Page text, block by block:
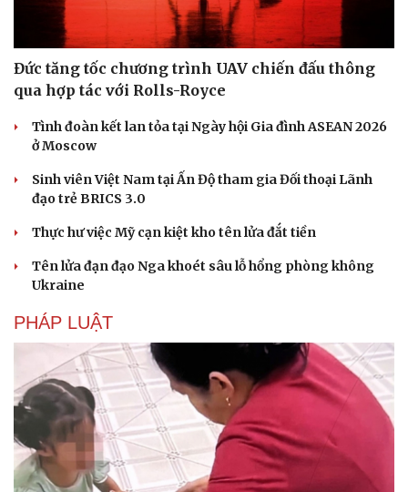
Đức tăng tốc chương trình UAV chiến đấu thông
qua hợp tác với Rolls-Royce
Tình đoàn kết lan tỏa tại Ngày hội Gia đình ASEAN 2026
ở Moscow
Sinh viên Việt Nam tại Ấn Độ tham gia Đối thoại Lãnh
đạo trẻ BRICS 3.0
Thực hư việc Mỹ cạn kiệt kho tên lửa đắt tiền
Tên lửa đạn đạo Nga khoét sâu lỗ hổng phòng không
Ukraine
PHÁP LUẬT